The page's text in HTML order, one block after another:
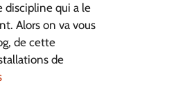
discipline qui a le
Alors on va vous
de cette
de